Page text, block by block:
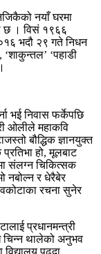
नयाँ घरमा
छ । विसं १९६६
भदौ २९ गते निधन
‘पहाडी
भई निवास फर्केपछि
ओलीले महाकवि
बौद्धिक ज्ञानयुक्त
हो, मूलबाट
संलग्न चिकित्सक
नबोल्न र धेरैबेर
रचना सुनेर
प्रधानमन्त्री
चिन्न थालेको अनुभव
पढ्दा